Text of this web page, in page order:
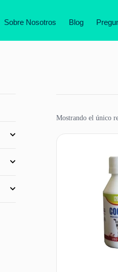
Sobre Nosotros Blog
Mostrando el único